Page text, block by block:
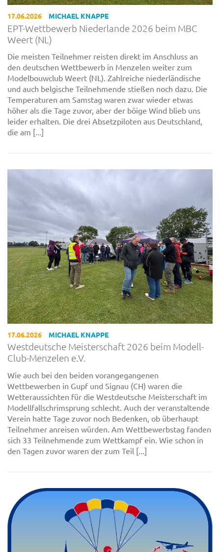
17.06.2026 MICHAEL KNAPPE
EPT-Wettbewerb Niederlande 2026 beim MBC
Weert (NL)
Die meisten Teilnehmer reisten direkt im Anschluss an
den deutschen Wettbewerb in Menzelen weiter zum
Modelbouwclub Weert (NL). Zahlreiche niederländische
und auch belgische Teilnehmende stießen noch dazu. Die
Temperaturen am Samstag waren zwar wieder etwas
höher als die Tage zuvor, aber der böige Wind blieb uns
leider erhalten. Die drei Absetzpiloten aus Deutschland,
die am [...]
17.06.2026 MICHAEL KNAPPE
Westdeutsche Meisterschaft 2026 beim Modell-
Club-Menzelen e.V.
Wie auch bei den beiden vorangegangenen
Wettbewerben in Gupf und Signau (CH) waren die
Wetteraussichten für die Westdeutsche Meisterschaft im
Modellfallschrimsprung schlecht. Auch der veranstaltende
Verein hatte Tage zuvor noch Bedenken, ob überhaupt
Teilnehmer anreisen würden. Am Wettbewerbstag fanden
sich 33 Teilnehmende zum Wettkampf ein. Wie schon in
den Tagen zuvor waren der zum Teil [...]